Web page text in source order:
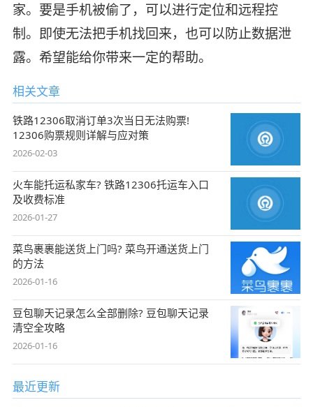
家。要是手机被偷了，可以进行定位和远程控
制。即使无法把手机找回来，也可以防止数据泄
露。希望能给你带来一定的帮助。
相关文章
铁路12306取消订单3次当日无法购票!
12306购票规则详解与应对策
2026-02-03
火车能托运私家车? 铁路12306托运车入口
及收费标准
2026-01-27
菜鸟裹裹能送货上门吗? 菜鸟开通送货上门
的方法
2026-01-16
豆包聊天记录怎么全部删除? 豆包聊天记录
清空全攻略
2026-01-16
最近更新